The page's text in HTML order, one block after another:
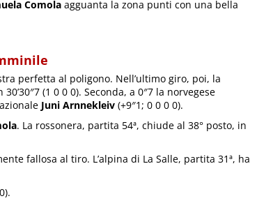
Comola agguanta la zona punti con una bella
perfetta al poligono. Nell’ultimo giro, poi, la
(1 0 0 0). Seconda, a 0″7 la norvegese
Juni Arnnekleiv (+9″1; 0 0 0 0).
. La rossonera, partita 54ª, chiude al 38° posto, in
fallosa al tiro. L’alpina di La Salle, partita 31ª, ha